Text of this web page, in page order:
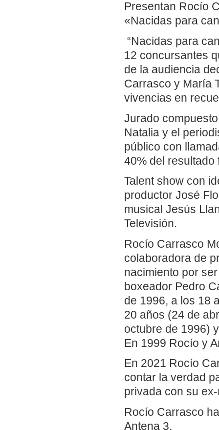
Presentan Rocío
«Nacidas para
“Nacidas para
12 concursantes
de la audiencia
Carrasco y María
vivencias en
Jurado
Natalia y el
público con
40% del resultado
Talent show con
productor José
musical Jesús
Televisión.
Rocío Carrasco
colaboradora de
nacimiento por
boxeador Pedro
de 1996, a los 18
20 años (24 de
octubre de 1996)
En 1999 Rocío y
En 2021 Rocío
contar la verdad
privada con su
Rocío Carrasco
Antena 3.